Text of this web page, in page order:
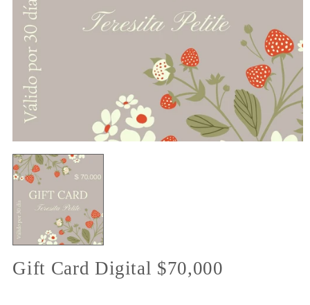
elemento
multimedia
1
ventana
modal
Gift Card Digital $70,000